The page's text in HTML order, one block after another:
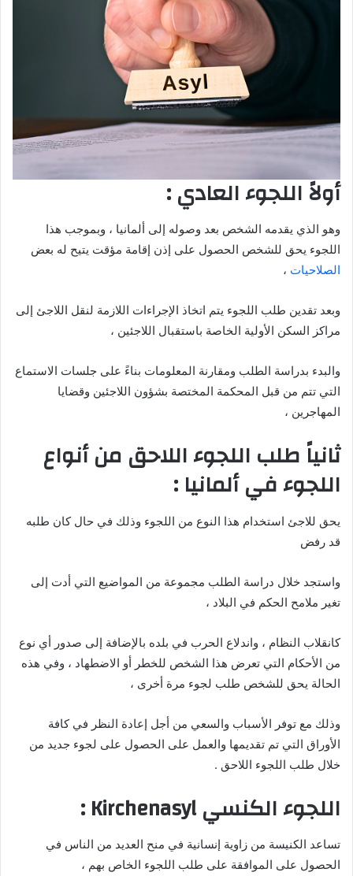
أولاً اللجوء العادي :
وهو الذي يقدمه الشخص بعد وصوله إلى ألمانيا ، وبموجب هذا
اللجوء يحق للشخص الحصول على إذن إقامة مؤقت يتيح له بعض
الصلاحيات ،
وبعد تقدين طلب اللجوء يتم اتخاذ الإجراءات اللازمة لنقل اللاجئ إلى
مراكز السكن الأولية الخاصة باستقبال اللاجئين ،
والبدء بدراسة الطلب ومقارنة المعلومات بناءً على جلسات الاستماع
التي تتم من قبل المحكمة المختصة بشؤون اللاجئين وقضايا
المهاجرين ،
ثانياً طلب اللجوء اللاحق من أنواع
اللجوء في ألمانيا :
يحق للاجئ استخدام هذا النوع من اللجوء وذلك في حال كان طلبه
قد رفض
واستجد خلال دراسة الطلب مجموعة من المواضيع التي أدت إلى
تغير ملامح الحكم في البلاد ،
كانقلاب النظام ، واندلاع الحرب في بلده بالإضافة إلى صدور أي نوع
من الأحكام التي تعرض هذا الشخص للخطر أو الاضطهاد ، وفي هذه
الحالة يحق للشخص طلب لجوء مرة أخرى ،
وذلك مع توفر الأسباب والسعي من أجل إعادة النظر في كافة
الأوراق التي تم تقديمها والعمل على الحصول على لجوء جديد من
خلال طلب اللجوء اللاحق .
اللجوء الكنسي Kirchenasyl :
تساعد الكنيسة من زاوية إنسانية في منح العديد من الناس في
الحصول على الموافقة على طلب اللجوء الخاص بهم ،